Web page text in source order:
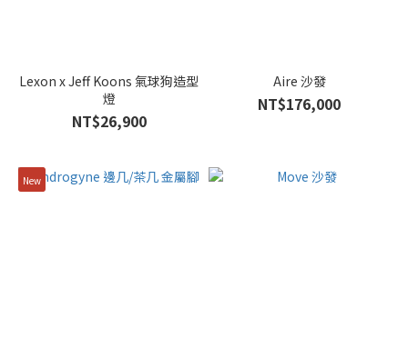
Lexon x Jeff Koons 氣球狗造型
燈
NT$26,900
Aire 沙發
NT$176,000
New